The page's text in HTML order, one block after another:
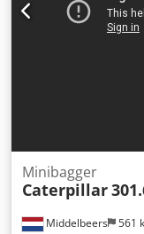
Middelbeers 561
Minibagger
Caterpillar